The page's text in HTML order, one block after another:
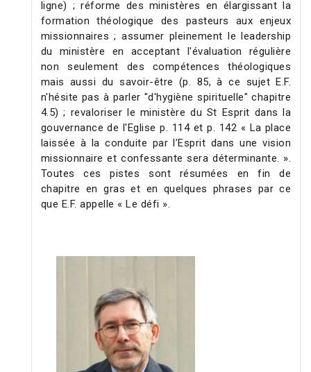
ligne) ; réforme des ministères en élargissant la
formation théologique des pasteurs aux enjeux
missionnaires ; assumer pleinement le leadership
du ministère en acceptant l'évaluation régulière
non seulement des compétences théologiques
mais aussi du savoir-être (p. 85, à ce sujet E.F.
n'hésite pas à parler "d'hygiène spirituelle" chapitre
4.5) ; revaloriser le ministère du St Esprit dans la
gouvernance de l'Eglise p. 114 et p. 142 « La place
laissée à la conduite par l’Esprit dans une vision
missionnaire et confessante sera déterminante. ».
Toutes ces pistes sont résumées en fin de
chapitre en gras et en quelques phrases par ce
que E.F. appelle « Le défi ».